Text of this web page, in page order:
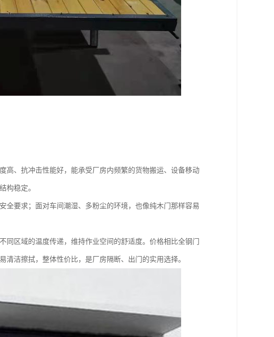
高、抗冲击性能好，能承受厂房内频繁的货物搬运、设备移动
构稳定。
全要求；面对车间潮湿、多粉尘的环境，也像纯木门那样容易
区域的温度传递，维持作业空间的舒适度。价格相比全钢门
洁擦拭，整体性价比，是厂房隔断、出门的实用选择。